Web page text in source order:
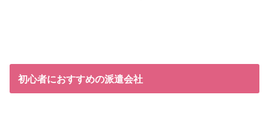
初心者におすすめの派遣会社